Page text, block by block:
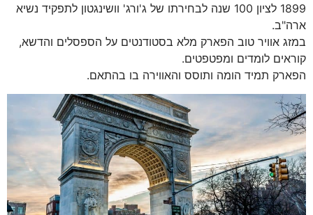
1899 לציון 100 שנה לבחירתו של ג'ורג' וושינגטון לתפקיד נשיא
ארה"ב.
במזג אוויר טוב הפארק מלא בסטודנטים על הספסלים והדשא,
קוראים לומדים ומפטפטים.
הפארק תמיד הומה ותוסס והאווירה בו בהתאם.